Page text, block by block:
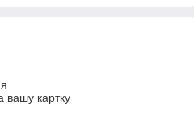
вашу картку